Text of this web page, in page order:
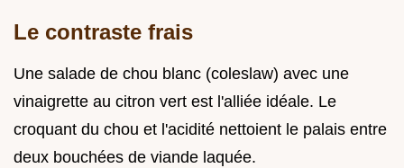
Le contraste frais
Une salade de chou blanc (coleslaw) avec une
vinaigrette au citron vert est l'alliée idéale. Le
croquant du chou et l'acidité nettoient le palais entre
deux bouchées de viande laquée.